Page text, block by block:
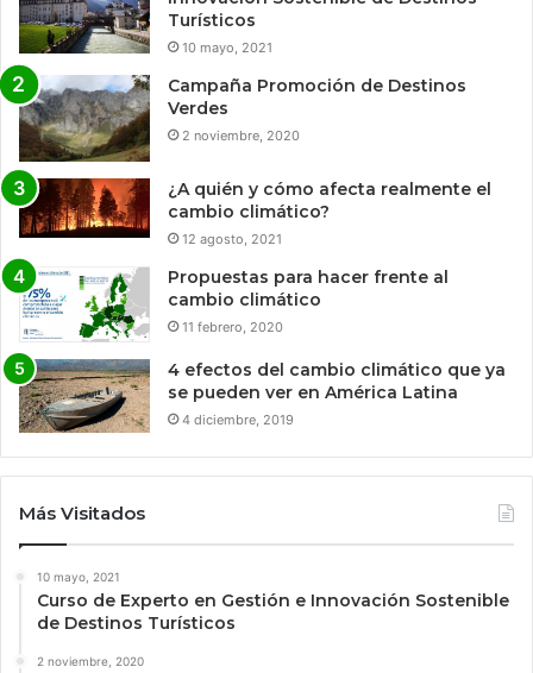
Turísticos
10 mayo, 2021
Campaña Promoción de Destinos
Verdes
2 noviembre, 2020
¿A quién y cómo afecta realmente el
cambio climático?
12 agosto, 2021
Propuestas para hacer frente al
cambio climático
11 febrero, 2020
4 efectos del cambio climático que ya
se pueden ver en América Latina
4 diciembre, 2019
Más Visitados
10 mayo, 2021
Curso de Experto en Gestión e Innovación Sostenible
de Destinos Turísticos
2 noviembre, 2020